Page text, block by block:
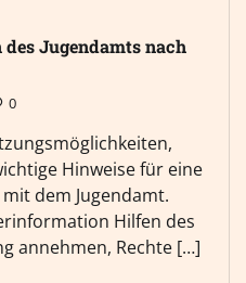
Jugendamts nach
0
Hinweise für eine
dem Jugendamt.
Hilfen des
annehmen, Rechte […]